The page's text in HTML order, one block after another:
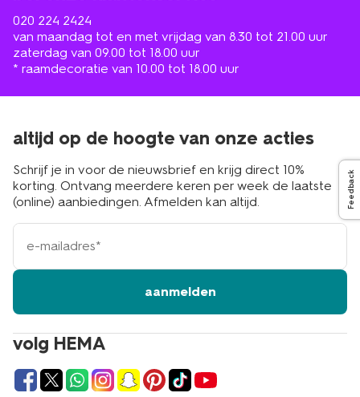
020 224 2424
van maandag tot en met vrijdag van 8.30 tot 21.00 uur
zaterdag van 09.00 tot 18.00 uur
* raamdecoratie van 10.00 tot 18.00 uur
volg HEMA
altijd op de hoogte van onze acties
Schrijf je in voor de nieuwsbrief en krijg direct 10%
korting. Ontvang meerdere keren per week de laatste
(online) aanbiedingen. Afmelden kan altijd.
e-
mailadres
aanmelden
Feedback